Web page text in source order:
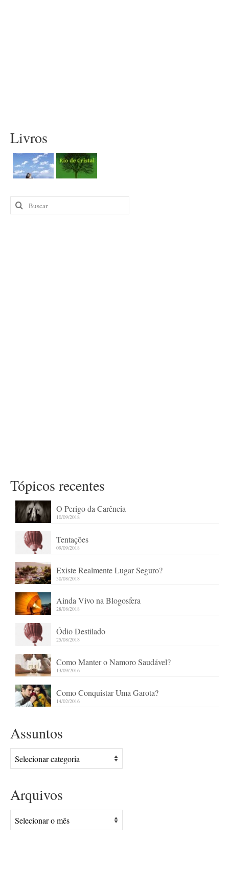
Livros
Buscar
por:
Tópicos recentes
O Perigo da Carência
10/09/2018
Tentações
09/09/2018
Existe Realmente Lugar Seguro?
30/08/2018
Ainda Vivo na Blogosfera
28/08/2018
Ódio Destilado
25/08/2018
Como Manter o Namoro Saudável?
13/09/2016
Como Conquistar Uma Garota?
14/02/2016
Assuntos
Assuntos
Arquivos
Arquivos